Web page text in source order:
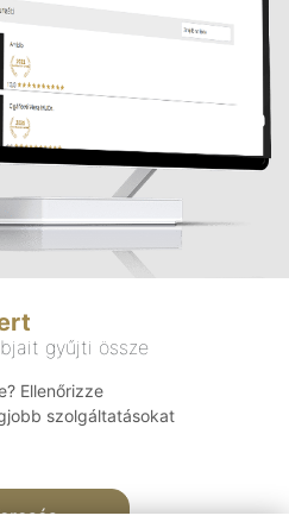
gyűjti össze
Ellenőrizze
szolgáltatásokat